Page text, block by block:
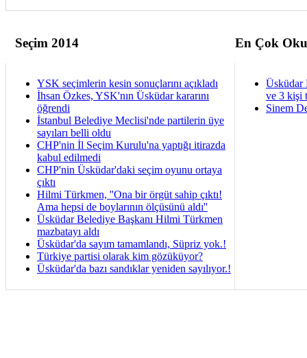
Seçim 2014 En Çok
YSK seçimlerin kesin sonuçlarını açıkladı
İhsan Özkes, YSK'nın Üsküdar kararını
öğrendi
İstanbul Belediye Meclisi'nde partilerin üye
sayıları belli oldu
CHP'nin İl Seçim Kurulu'na yaptığı itirazda
kabul edilmedi
CHP'nin Üsküdar'daki seçim oyunu ortaya
çıktı
Hilmi Türkmen, ''Ona bir örgüt sahip çıktı!
Ama hepsi de boylarının ölçüsünü aldı''
Üsküdar Belediye Başkanı Hilmi Türkmen
mazbatayı aldı
Üsküdar'da sayım tamamlandı, Süpriz yok.!
Türkiye partisi olarak kim gözüküyor?
Üsküdar'da bazı sandıklar yeniden sayılıyor.!
Üsküdar
ve 3 kişi
Sinem